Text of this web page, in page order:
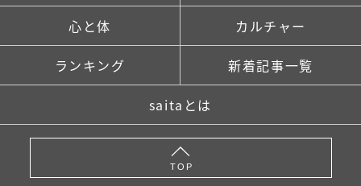
心と体 カルチャー
ランキング 新着記事一覧
saitaとは
TOP